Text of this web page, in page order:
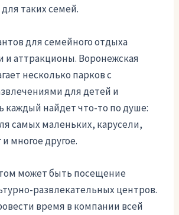
таких семей.
для семейного отдыха
и аттракционы. Воронежская
несколько парков с
для детей и
каждый найдет что-то по душе:
самых маленьких, карусели,
многое другое.
может быть посещение
развлекательных центров.
время в компании всей